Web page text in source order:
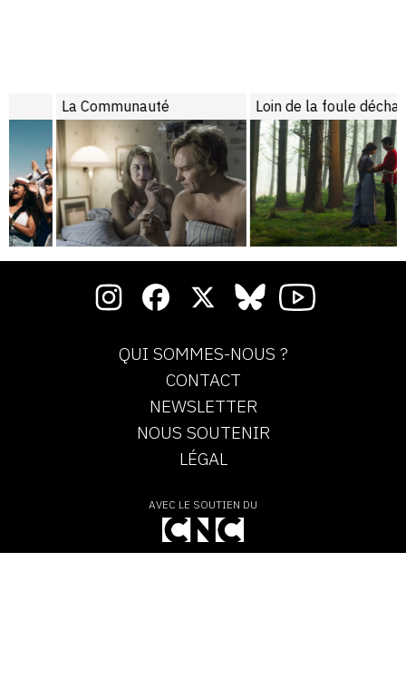
La Communauté Loin de la foule déchaînée
QUI SOMMES-NOUS ?
CONTACT
NEWSLETTER
NOUS SOUTENIR
LÉGAL
AVEC LE SOUTIEN DU